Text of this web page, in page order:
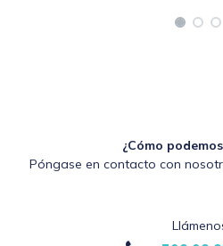
¿Cómo
Póngase en contacto con